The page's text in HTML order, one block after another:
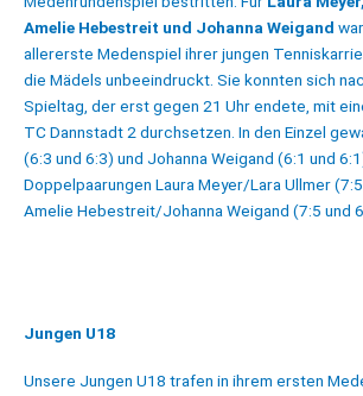
Amelie Hebestreit und Johanna Weigand
allererste Medenspiel ihrer jungen
die Mädels unbeeindruckt. Sie konnten sich
Spieltag, der erst gegen 21 Uhr endete, mit
TC Dannstadt 2 durchsetzen. In den Einzel
(6:3 und 6:3) und Johanna Weigand (6:1 und
Doppelpaarungen Laura Meyer/Lara Ullmer
Amelie Hebestreit/Johanna Weigand (7:5 und
Jungen U18
Unsere Jungen U18 trafen in ihrem ersten